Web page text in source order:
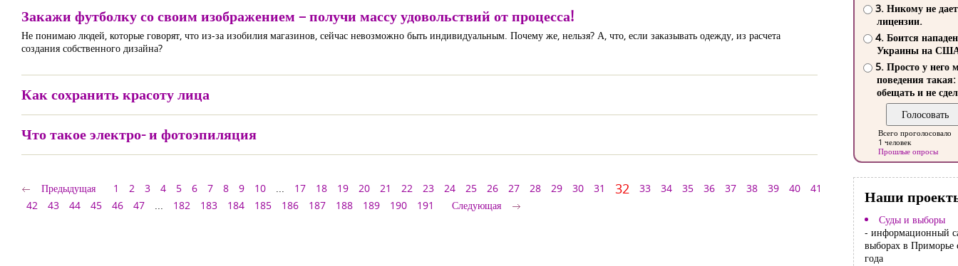
Закажи футболку со своим изображением – получи массу удовольствий от процесса!
Не понимаю людей, которые говорят, что из-за изобилия магазинов, сейчас невозможно быть индивидуальным. Почему же, нельзя? А, что, если заказывать одежду, из расчета
создания собственного дизайна?
Как сохранить красоту лица
Что такое электро- и фотоэпиляция
Предыдущая 1 2 3 4 5 6 7 8 9 10 ... 17 18 19 20 21 22 23 24 25 26 27 28 29 30 31 32 33 34 35 36 37 38 39 40
41
42
43 44 45 46 47 ... 182 183 184 185 186 187 188 189 190 191 Следующая
3. Никому не
лицензии.
4. Боится
Украины на
5. Просто у него
поведения такая:
обещать и не
Всего проголосовало
1 человек
Прошлые опросы
Наши
Суды и выборы
- информационный
выборах в Приморье
года